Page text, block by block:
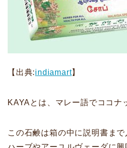
【出典:indiamart】
KAYAとは、マレー語でココナ
この石鹸は箱の中に説明書ま